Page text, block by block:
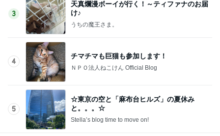
3
天真爛漫ボーイが行く！～ティファナのお届
け♪
うちの魔王さま。
4
チマチマも巨猫も参加します！
ＮＰＯ法人ねこけん Official Blog
5
☆東京の空と「麻布台ヒルズ」の夏休み
と。。。☆
Stella’s blog time to move on!